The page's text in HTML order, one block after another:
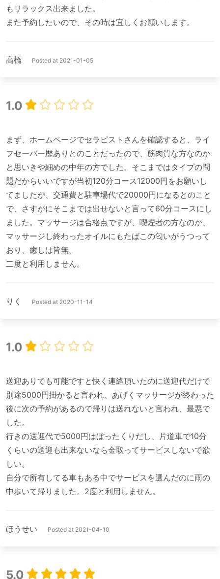
もリラックス出来ました。
高橋 Posted at 2021-01-05
1.0
まず、ホームページでセラピストさんを確認すると、ライ
フセーバー歴ありとのことだったので、筋肉質な方なのか
と思いきや細めの中年の方でした。そこまではタイプの問
題だからいいですが当初120分コース12000円をお願いし
てましたが、交通費と駐車場代で20000円になるとのこと
で、さすがにそこまでは出せないと言って60分コースにし
ました。マッサージは合格点ですが、喫煙者の方なのか、
マッサージし終わったオイルにもたばこの匂いがうつって
おり、癒しは皆無。
りく Posted at 2020-11-14
1.0
送迎ありでも可能ですと快く連絡頂いたのに送迎代だけで
別途5000円掛かると言われ、あげくマッサージが終わった
後に次の予約があるので帰りは送れないと言われ、最悪で
した。
行きの送迎代で5000円はぼったくりだし、片道車で10分
くらいの送迎も出来ないなら金取ってサービスしないで欲
しい。
自分で所有してる車もある中でサービスを選んだのに雨の
ほうせい Posted at 2021-04-10
5.0